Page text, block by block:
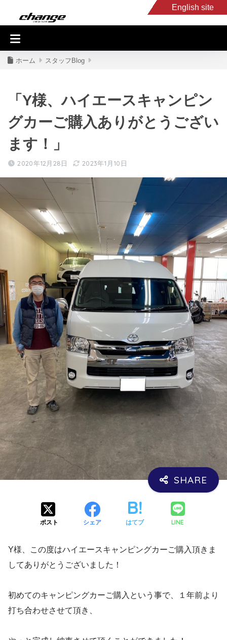
English site
入庫車情報
ホーム スタッフBlog
「Y様、ハイエースキャンピン
グカーご購入ありがとうござい
ます！」
2020年12月28日 2023年1月10日
ポスト シェア はてブ LINE
Y様、この度はハイエースキャンピングカーご購入頂きま
してありがとうございました！
初めてのキャンピングカーご購入という事で、１年前より
打ち合わせさせて頂き、